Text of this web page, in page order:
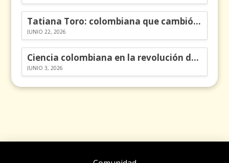
Tatiana Toro: colombiana que cambió la historia de las matemáticas
JUNIO 22, 2026
Ciencia colombiana en la revolución de los órganos en chips
JUNIO 3, 2026